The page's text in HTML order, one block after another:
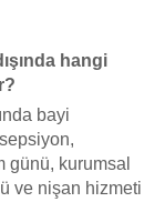
hangi
bayi
günü, kurumsal
ve nişan hizmeti